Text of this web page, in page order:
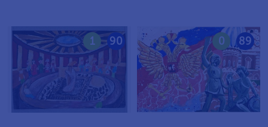
90
1 89
0